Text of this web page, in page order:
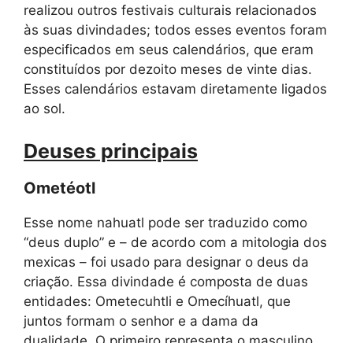
realizou outros festivais culturais relacionados
às suas divindades; todos esses eventos foram
especificados em seus calendários, que eram
constituídos por dezoito meses de vinte dias.
Esses calendários estavam diretamente ligados
ao sol.
Deuses principais
Ometéotl
Esse nome nahuatl pode ser traduzido como
“deus duplo” e – de acordo com a mitologia dos
mexicas – foi usado para designar o deus da
criação. Essa divindade é composta de duas
entidades: Ometecuhtli e Omecíhuatl, que
juntos formam o senhor e a dama da